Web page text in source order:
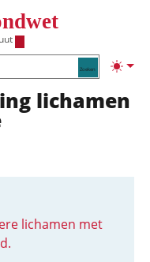
Zoeken
lichamen
lichamen met